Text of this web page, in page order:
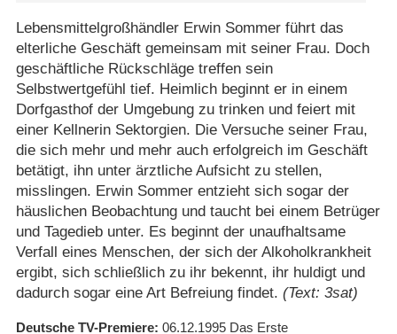
Lebensmittelgroßhändler Erwin Sommer führt das
elterliche Geschäft gemeinsam mit seiner Frau. Doch
geschäftliche Rückschläge treffen sein
Selbstwertgefühl tief. Heimlich beginnt er in einem
Dorfgasthof der Umgebung zu trinken und feiert mit
einer Kellnerin Sektorgien. Die Versuche seiner Frau,
die sich mehr und mehr auch erfolgreich im Geschäft
betätigt, ihn unter ärztliche Aufsicht zu stellen,
misslingen. Erwin Sommer entzieht sich sogar der
häuslichen Beobachtung und taucht bei einem Betrüger
und Tagedieb unter. Es beginnt der unaufhaltsame
Verfall eines Menschen, der sich der Alkoholkrankheit
ergibt, sich schließlich zu ihr bekennt, ihr huldigt und
dadurch sogar eine Art Befreiung findet. (Text: 3sat)
Deutsche TV-Premiere 06.12.1995 Das Erste